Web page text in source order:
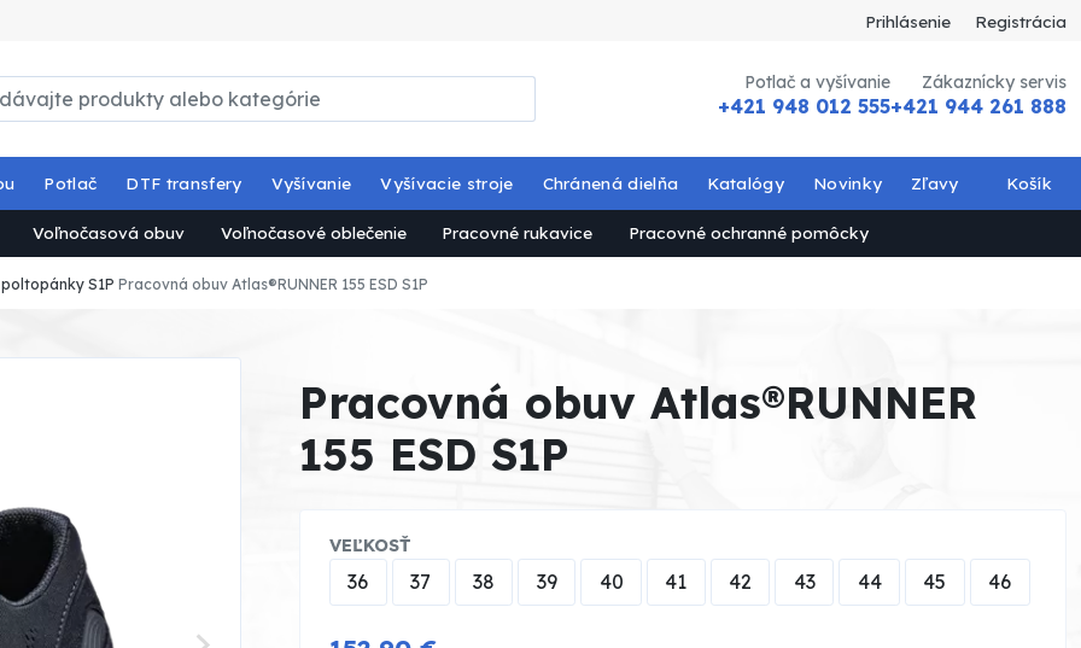
Prihlásenie Registrácia
Potlač a vyšívanie
+421 948 012 555
Zákaznícky servis
+421 944 261 888
Voľnočasová obuv Voľnočasové oblečenie Pracovné rukavice Pracovné ochranné pomôcky
Potlač DTF transfery Vyšívanie Vyšívacie stroje Chránená dielňa Katalógy Novinky Zľavy Košík
S1P Pracovná obuv Atlas®RUNNER 155 ESD S1P
Pracovná obuv Atlas®RUNNER
155 ESD S1P
VEĽKOSŤ
36 37 38 39 40 41 42 43 44 45 46